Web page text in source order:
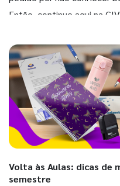
Então, continue aqui na
Volta às Aulas: dicas de
semestre